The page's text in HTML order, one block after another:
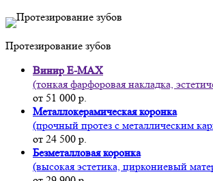
Протезирование зубов
Винир E-MAX
(тонкая фарфоровая накладка,
от 51 000 р.
Металлокерамическая коронка
(прочный протез с металлическим
от 24 500 р.
Безметалловая коронка
(высокая эстетика, циркониевый